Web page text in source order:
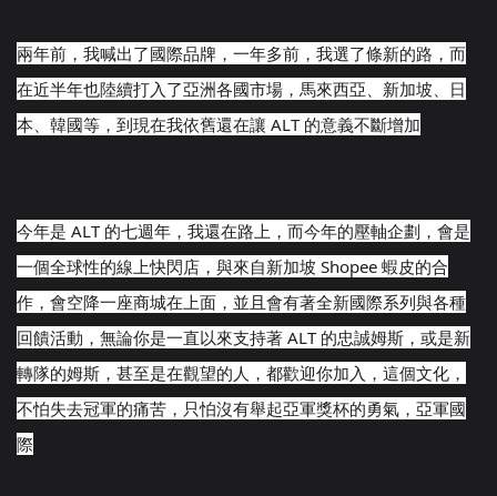
兩年前，我喊出了國際品牌，一年多前，我選了條新的路， 而
在近半年也陸續打入了亞洲各國市場，馬來西亞、新加坡、日
本、韓國等，到現在我依舊還在讓 ALT 的意義不斷增加
今年是 ALT 的七週年，我還在路上，而今年的壓軸企劃，會是
一個全球性的線上快閃店，與來自新加坡 Shopee 蝦皮的合
作，會空降一座商城在上面，並且會有著全新國際系列與各種
回饋活動，無論你是一直以來支持著 ALT 的忠誠姆斯，或是新
轉隊的姆斯，甚至是在觀望的人，都歡迎你加入，這個文化，
不怕失去冠軍的痛苦，只怕沒有舉起亞軍獎杯的勇氣，亞軍國
際